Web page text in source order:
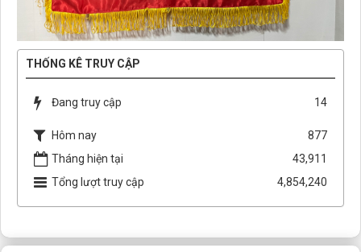
THỐNG KÊ TRUY CẬP
Đang truy cập 14
Hôm nay
877
Tháng hiện tại
43,911
Tổng lượt truy cập
4,854,240